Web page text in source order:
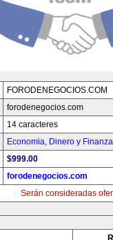
FORODENEGOCIOS.COM
forodenegocios.com
14 caracteres
Economia, Dinero y
$999.00
forodenegocios.com
Serán consideradas